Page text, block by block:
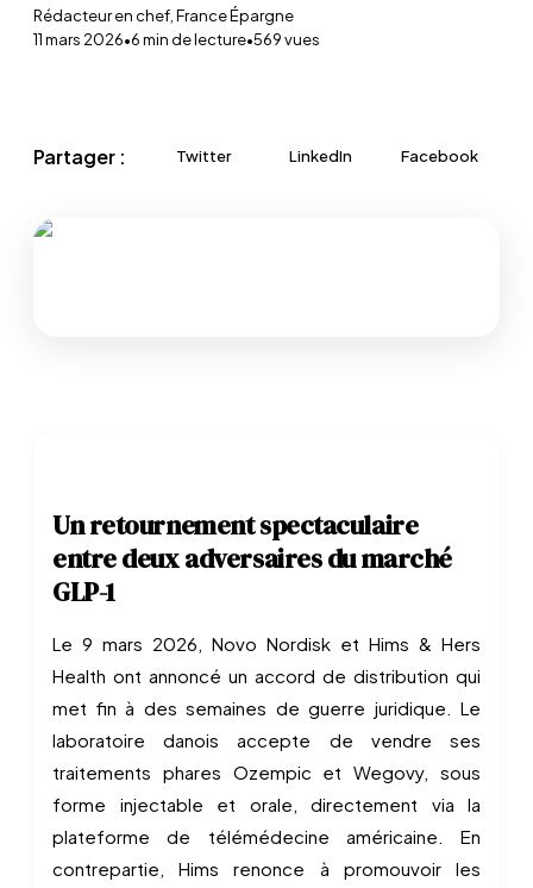
Rédacteur en chef, France Épargne
11 mars 2026•6min de lecture•569vues
Partager : Twitter LinkedIn Facebook
Un retournement spectaculaire
entre deux adversaires du marché
GLP-1
Le 9 mars 2026, Novo Nordisk et Hims & Hers
Health ont annoncé un accord de distribution qui
met fin à des semaines de guerre juridique. Le
laboratoire danois accepte de vendre ses
traitements phares Ozempic et Wegovy, sous
forme injectable et orale, directement via la
plateforme de télémédecine américaine. En
contrepartie, Hims renonce à promouvoir les